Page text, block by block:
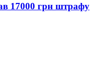
17000 грн штрафу